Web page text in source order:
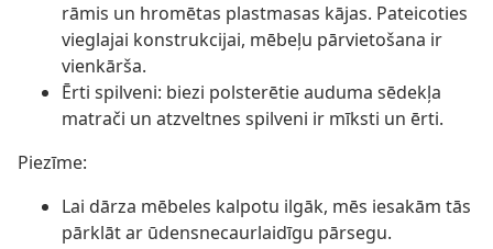
rāmis un hromētas plastmasas kājas. Pateicoties
vieglajai konstrukcijai, mēbeļu pārvietošana ir
vienkārša.
Ērti spilveni: biezi polsterētie auduma sēdekļa
matrači un atzveltnes spilveni ir mīksti un ērti.
Piezīme:
Lai dārza mēbeles kalpotu ilgāk, mēs iesakām tās
pārklāt ar ūdensnecaurlaidīgu pārsegu.